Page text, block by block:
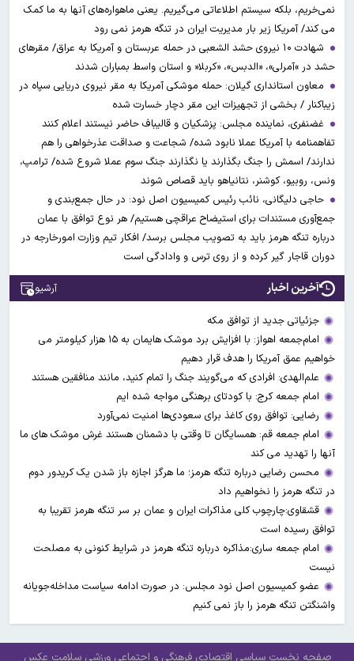
نمی‌خریم، بلکه سیستم اطلاعاتی می‌گیریم. یعنی ماهواره‌های آنها به ما کمک
می کند/ آمریکا زیر بار مدیریت ایران در تنگه هرمز نمی رود
شهادت ۱۰ نیروی حشد الشعبی در حمله عربستان و آمریکا به عراق/ مقرهای
حشد در »آمرلی»، «الدبس»، «کربلا« و استان واسط بمباران شدند
معاون استانداری گیلان: حمله موشکی آمریکا به مقر نیروی دریایی سپاه در
زیباکنار / بخشی از تجهیزات این مقر دچار خسارت شده
غضنفری، نماینده مجلس: پزشکیان و قالیباف حاضر نیستند اعلام کنند
تفاهمنامه با آمریکا عملا نابود شده/ شجاعت و صداقت عذرخواهی را هم
ندارند/ اسمش را جنگ بگذارند یا نگذارند جنگ سوم عملا شروع شده/ ترامپ،
ونس، روبیو، کوشنر، نتانیاهو باید قصاص شوند
حاجی دلیگانی، نائب رئیس کمیسیون اصل نود: در حال جمع‌بندی و
جمع‌آوری مستندات برای استیضاح عراقچی هستیم/ هر نوع توافق با عمان
درباره تنگه هرمز باید به تصویب مجلس برسد/ افکار تیم وزارت امورخارجه در
دوران قاجار گیر کرده و از روی ترس و وادادگی است
آخرین اخبار آرشیو
جزئیاتی جدید از توافق مکه
امام‌جمعه اهواز: با افزایش برد موشک هایمان به ۱۵ هزار کیلومتر می
خواهیم عمق آمریکا را هدف قرار دهیم
علم‌الهدی: افرادی که می‌گویند جنگ را تمام کنید، مانند منافقین هستند
امام جمعه کرج: با کودتای برهنگی مواجه شده ایم
رضایی: توافق روی کاغذ برای سعودی‌ها امنیت نمی‌آورد
امام جمعه قم: همسایگان تا وقتی با دشمنان هستند غرش موشک های ما
آنها را تهدید می کند
محسن رضایی درباره تنگه هرمز؛ ما هرگز اجازه باز شدن یک کریدور دوم
در تنگه هرمز را نخواهیم داد
قشقاوی:چارچوب کلی مذاکرات ایران و عمان بر سر تنگه هرمز تقریبا به
توافق رسیده است
امام جمعه ساری:مذاکره درباره تنگه هرمز در شرایط کنونی به مصلحت
نیست
عضو کمیسیون اصل نود مجلس: در صورت ادامه سیاست مداخله‌جویانه
واشنگتن تنگه هرمز را باز نمی کنیم
صفحه نخست سیاسی اقتصادی فرهنگی و اجتماعی ورزشی سلامت عکس